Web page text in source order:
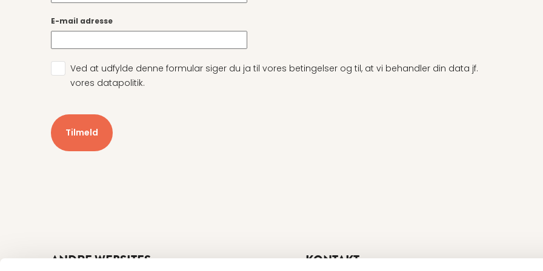
E-mail adresse
Ved at udfylde denne formular siger du ja til vores betingelser og til, at vi behandler din data jf.
vores datapolitik.
ANDRE WEBSITES KONTAKT